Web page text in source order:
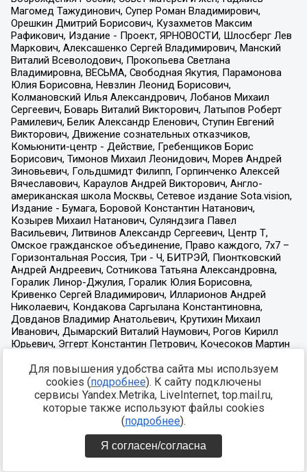
Для повышения удобства сайта мы используем
cookies (подробнее). К сайту подключены
сервисы Yandex.Metrika, LiveInternet, top.mail.ru,
которые также используют файлы cookies
(подробнее).
Я согласен/согласна